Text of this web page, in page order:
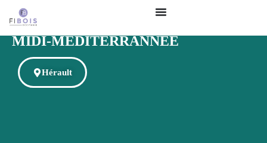
ONF DIRECTION TERRITORIALE
MIDI-MÉDITERRANNÉE
Hérault